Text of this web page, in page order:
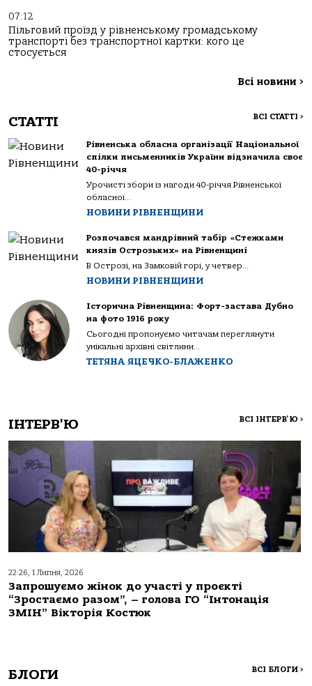
07:12
Пільговий проїзд у рівненському громадському
транспорті без транспортної картки: кого це
стосується
Всі новини >
СТАТТІ ВСІ СТАТТІ >
Рівненська обласна організації Національної
спілки письменників України відзначила своє
40-річчя
Урочисті збори із нагоди 40-річчя Рівненської
обласної...
НОВИНИ РІВНЕНЩИНИ
Розпочався мандрівний табір «Стежками
князів Острозьких» на Рівненщині
В Острозі, на Замковій горі, у четвер...
НОВИНИ РІВНЕНЩИНИ
Історична Рівненщина: Форт-застава Дубно
на фото 1916 року
Сьогодні пропонуємо читачам переглянути
унікальні архівні світлини...
ТЕТЯНА ЯЦЕЧКО-БЛАЖЕНКО
ІНТЕРВ'Ю ВСІ ІНТЕРВ'Ю >
22:26, 1 Липня, 2026
Запрошуємо жінок до участі у проєкті
“Зростаємо разом”, – голова ГО “Інтонація
ЗМІН” Вікторія Костюк
БЛОГИ ВСІ БЛОГИ >